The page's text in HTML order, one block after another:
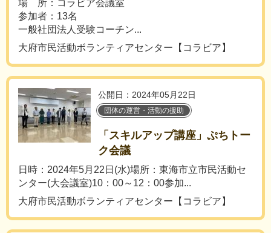
場 所：コラビア会議室
参加者：13名
一般社団法人受験コーチン...
大府市民活動ボランティアセンター【コラビア】
公開日：2024年05月22日
団体の運営・活動の援助
「スキルアップ講座」ぷちトー
ク会議
日時：2024年5月22日(水)場所：東海市立市民活動セ
ンター(大会議室)10：00～12：00参加...
大府市民活動ボランティアセンター【コラビア】